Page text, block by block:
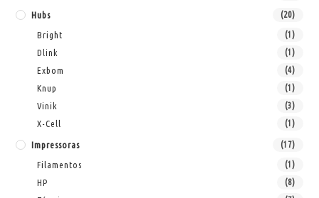
Hubs (20)
Bright (1)
Dlink (1)
Exbom (4)
Knup (1)
Vinik (3)
X-Cell (1)
Impressoras (17)
Filamentos (1)
HP (8)